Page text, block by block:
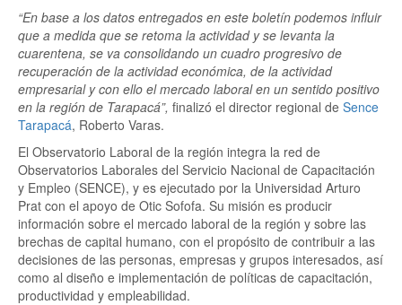
“En base a los datos entregados en este boletín podemos influir
que a medida que se retoma la actividad y se levanta la
cuarentena, se va consolidando un cuadro progresivo de
recuperación de la actividad económica, de la actividad
empresarial y con ello el mercado laboral en un sentido positivo
en la región de Tarapacá”, finalizó el director regional de Sence
Tarapacá, Roberto Varas.
El Observatorio Laboral de la región integra la red de
Observatorios Laborales del Servicio Nacional de Capacitación
y Empleo (SENCE), y es ejecutado por la Universidad Arturo
Prat con el apoyo de Otic Sofofa. Su misión es producir
información sobre el mercado laboral de la región y sobre las
brechas de capital humano, con el propósito de contribuir a las
decisiones de las personas, empresas y grupos interesados, así
como al diseño e implementación de políticas de capacitación,
productividad y empleabilidad.